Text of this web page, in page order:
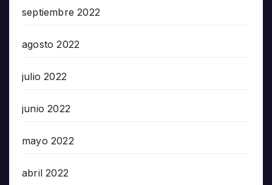
septiembre 2022
agosto 2022
julio 2022
junio 2022
mayo 2022
abril 2022